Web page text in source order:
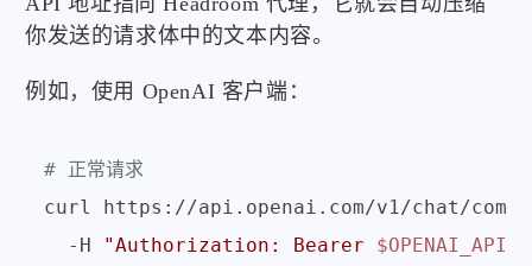
你发送的请求体中的文本内容。
例如，使用 OpenAI 客户端：
# 正常请求
curl https://api.openai.com/v1/chat/
  -H
"Authorization: Bearer